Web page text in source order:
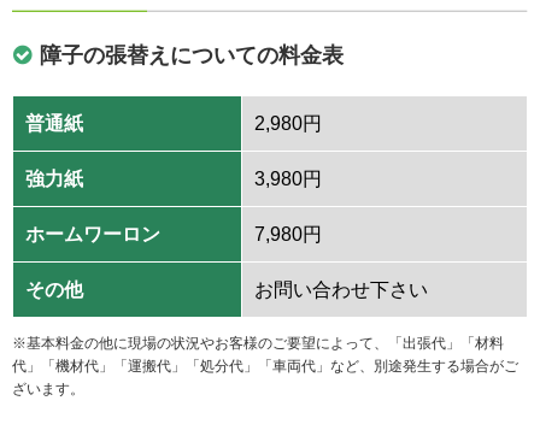
障子の張替えについての料金表
普通紙 2,980円
強力紙 3,980円
ホームワーロン 7,980円
その他 お問い合わせ下さい
※基本料金の他に現場の状況やお客様のご要望によって、「出張代」「材料
代」「機材代」「運搬代」「処分代」「車両代」など、別途発生する場合がご
ざいます。